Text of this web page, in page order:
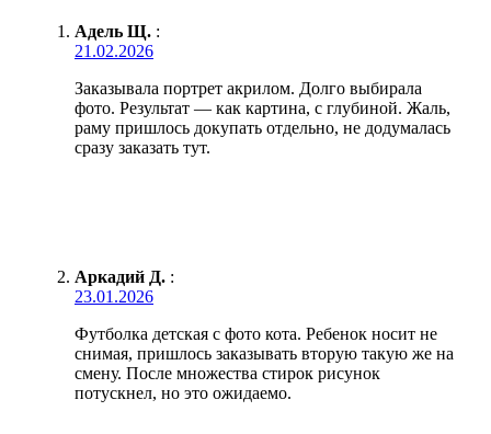
Адель Щ. :
21.02.2026
Заказывала портрет акрилом. Долго выбирала
фото. Результат — как картина, с глубиной. Жаль,
раму пришлось докупать отдельно, не додумалась
сразу заказать тут.
Аркадий Д. :
23.01.2026
Футболка детская с фото кота. Ребенок носит не
снимая, пришлось заказывать вторую такую же на
смену. После множества стирок рисунок
потускнел, но это ожидаемо.